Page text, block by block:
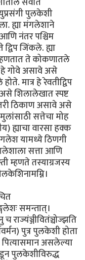
पुलकेशी
ह्या मंगलेशाने
नंतर पश्चिम
द्विप जिंकले. ह्या
ते कोकणातले
हे गोवे असावे असे
मात्र हे रेवतीद्विप
शिलालेखात स्पष्ट
ठिकाण असावे असे
सत्तेचा मोह
ह्याचा वारसा हक्क
यामध्ये ठिणगी
सत्ता आणि
म्हणते तस्याग्रजस्य
समन्तात्।
राज्यंञ्जीवितंञ्चोज्झति
पुत्र पुलकेशी होता
पित्यासमान असलेल्या
पुलकेशीविरुद्ध